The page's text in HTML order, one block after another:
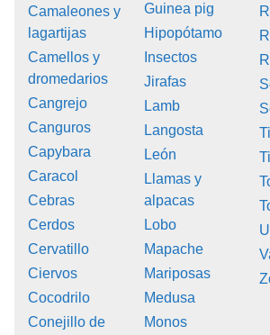
Camaleones y
lagartijas
Camellos y
dromedarios
Cangrejo
Canguros
Capybara
Caracol
Cebras
Cerdos
Cervatillo
Ciervos
Cocodrilo
Conejillo de
Guinea pig
Hipopótamo
Insectos
Jirafas
Lamb
Langosta
León
Llamas y
alpacas
Lobo
Mapache
Mariposas
Medusa
Monos